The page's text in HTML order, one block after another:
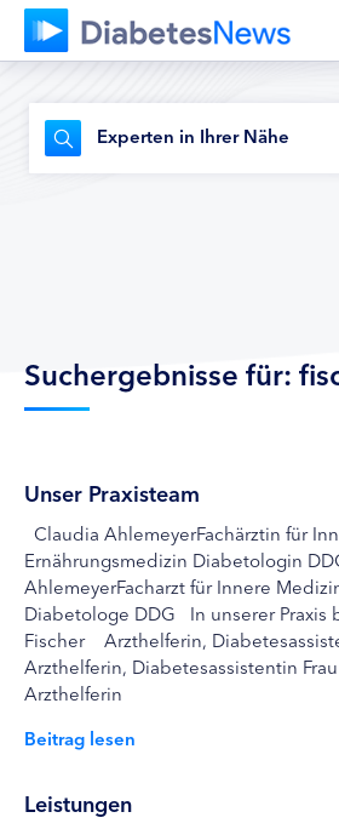
Experten in Ihrer Nähe
Suchergebnisse für:
Unser Praxisteam
Claudia AhlemeyerFachärztin für
Ernährungsmedizin Diabetologin
AhlemeyerFacharzt für Innere
Diabetologe DDG In unserer Praxis
Fischer Arzthelferin,
Arzthelferin, Diabetesassistentin
Arzthelferin
Beitrag lesen
Leistungen